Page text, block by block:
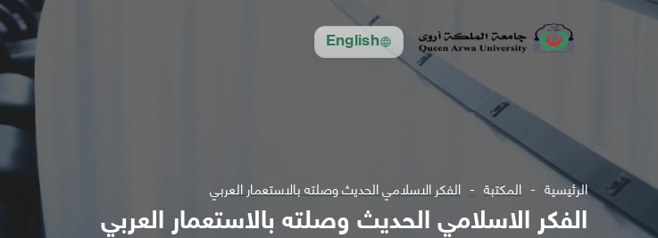
English
الرئيسية المكتبة الفكر الاسلامي الحديث وصلته بالاستعمار العربي
الفكر الاسلامي الحديث وصلته بالاستعمار العربي